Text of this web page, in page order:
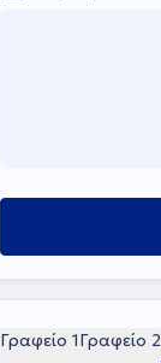
Γραφείο 1Γραφείο 2